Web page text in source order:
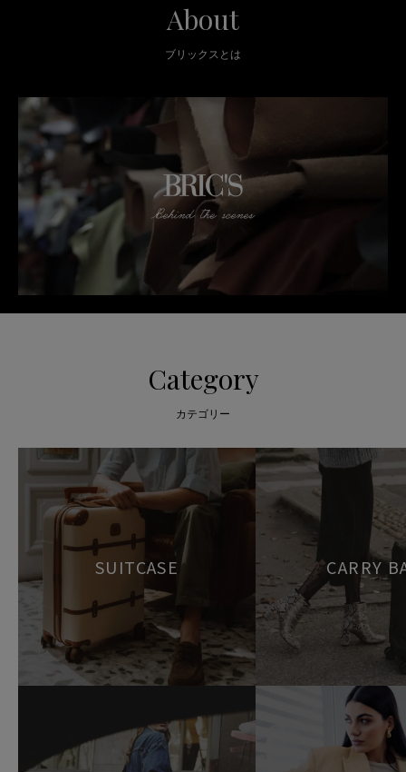
About
ブリックスとは
Category
カテゴリー
SUITCASE CARRY